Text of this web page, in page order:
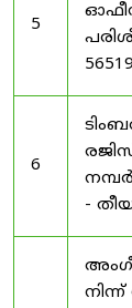
5
6
-